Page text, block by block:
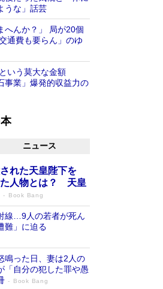
うな」話芸
へんか？」 局が20個
通費も要らん」のゆ
いう莫大な金額
業」爆発的収益力の
ニュース
れた天皇陛下を
た人物とは？ 天皇
Book Bang
線…9人の若者が死ん
難」に迫る
鳴った日、妻は2人の
自分の犯した罪や愚
Book Bang